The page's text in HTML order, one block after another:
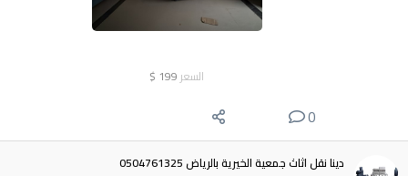
السعر 199
$
0
دينا نقل اثاث جمعية الخيرية بالرياض 0504761325